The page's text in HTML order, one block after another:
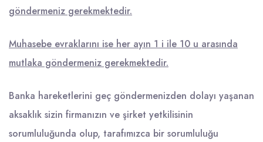
göndermeniz gerekmektedir.
Muhasebe evraklarını ise her ayın 1 i ile 10 u arasında
mutlaka göndermeniz gerekmektedir.
Banka hareketlerini geç göndermenizden dolayı yaşanan
aksaklık sizin firmanızın ve şirket yetkilisinin
sorumluluğunda olup, tarafımızca bir sorumluluğu